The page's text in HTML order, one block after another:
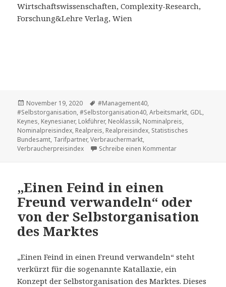
Wirtschaftswissenschaften, Complexity-Research,
Forschung&Lehre Verlag, Wien
Veröffentlicht
am
November 19, 2020 Tags
#Management40,
#Selbstorganisation,#Selbstorganisation40,Arbeitsmarkt, GDL,
Keynes, Keynesianer, Lokführer, Neoklassik, Nominalpreis,
Nominalpreisindex, Realpreis, Realpreisindex, Statistisches
Bundesamt, Tarifpartner,Verbrauchermarkt,
Verbraucherpreisindex
Schreibe einen Kommentarzu „System von
„Einen Feind in einen
Freund verwandeln“ oder
von der Selbstorganisation
des Marktes
„Einen Feind in einen Freund verwandeln“ steht
verkürzt für die sogenannte Katallaxie, ein
Konzept der Selbstorganisation des Marktes. Dieses